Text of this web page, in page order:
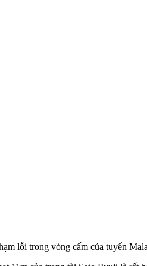
lỗi trong vòng cấm của tuyển